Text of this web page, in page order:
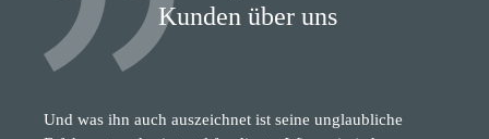
Kunden über uns
Und was ihn auch auszeichnet ist seine unglaubliche